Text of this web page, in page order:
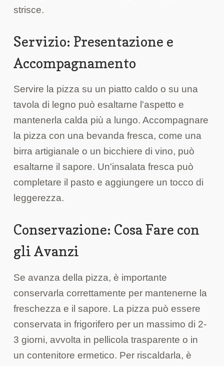
strisce.
Servizio: Presentazione e
Accompagnamento
Servire la pizza su un piatto caldo o su una
tavola di legno può esaltarne l'aspetto e
mantenerla calda più a lungo. Accompagnare
la pizza con una bevanda fresca, come una
birra artigianale o un bicchiere di vino, può
esaltarne il sapore. Un'insalata fresca può
completare il pasto e aggiungere un tocco di
leggerezza.
Conservazione: Cosa Fare con
gli Avanzi
Se avanza della pizza, è importante
conservarla correttamente per mantenerne la
freschezza e il sapore. La pizza può essere
conservata in frigorifero per un massimo di 2-
3 giorni, avvolta in pellicola trasparente o in
un contenitore ermetico. Per riscaldarla, è